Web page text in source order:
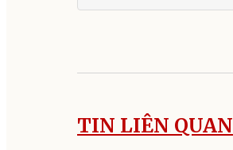
TIN LIÊN QUAN